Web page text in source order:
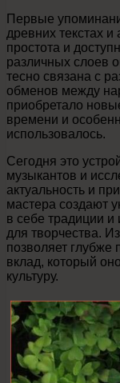
Первые
древних текстах и
простота и
различных слоев
тесно связана с
обменов между
приобретало
времени и
использовалось.
Сегодня это
музыкантов и
актуальность и
мастера создают
в себе традиции
для творчества.
позволяет глубже
вклад, который
культуру.